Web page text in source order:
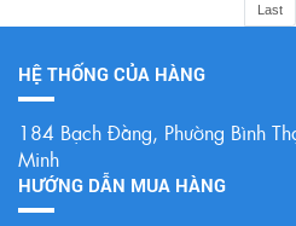
Last
HỆ THỐNG CỦA HÀNG
184 Bạch Đằng, Phường Bình
Minh
HƯỚNG DẪN MUA HÀNG